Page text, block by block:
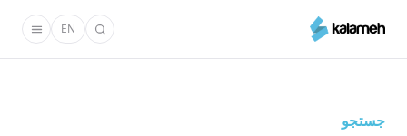
محتوای
EN
جستجو